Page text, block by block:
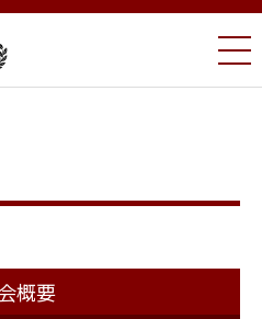
概要